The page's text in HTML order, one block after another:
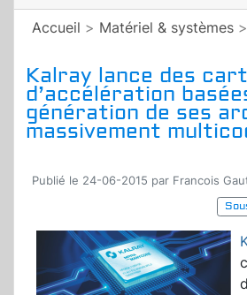
Accueil > Matériel & systèmes >
Kalray lance des
d’accélération
génération de ses
massivement
Publié le 24-06-2015 par Francois